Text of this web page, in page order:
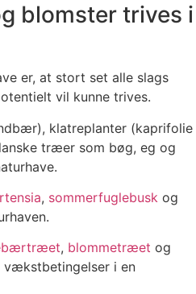
blomster trives i
er, at stort set alle slags
vil kunne trives.
klatreplanter (kaprifolie
træer som bøg, eg og
, sommerfuglebusk og
, blommetræet og
vækstbetingelser i en